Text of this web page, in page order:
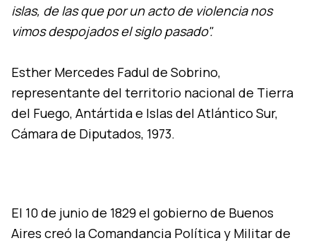
islas, de las que por un acto de violencia nos
vimos despojados el siglo pasado".
Esther Mercedes Fadul de Sobrino,
representante del territorio nacional de Tierra
del Fuego, Antártida e Islas del Atlántico Sur,
Cámara de Diputados, 1973.
El 10 de junio de 1829 el gobierno de Buenos
Aires creó la Comandancia Política y Militar de